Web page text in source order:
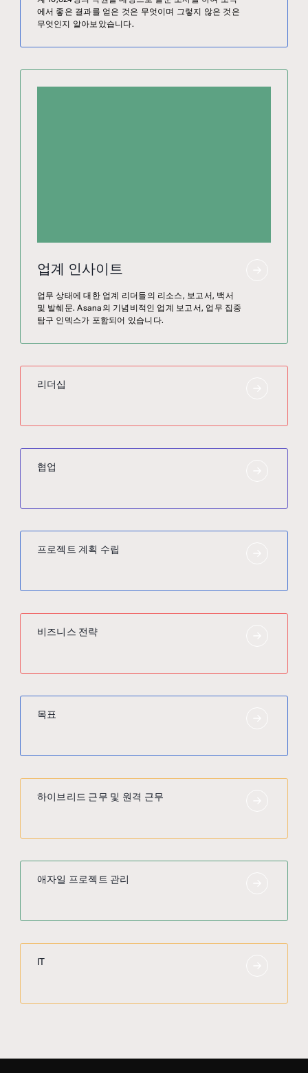
에서 좋은 결과를 얻은 것은 무엇이며 그렇지 않은 것은
무엇인지 알아보았습니다.
업계 인사이트
업무 상태에 대한 업계 리더들의 리소스, 보고서, 백서
및 발췌문. Asana의 기념비적인 업계 보고서, 업무 집중
탐구 인덱스가 포함되어 있습니다.
리더십
협업
프로젝트 계획 수립
비즈니스 전략
목표
하이브리드 근무 및 원격 근무
애자일 프로젝트 관리
IT